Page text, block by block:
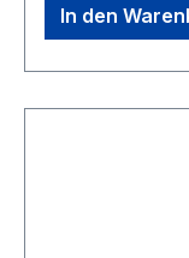
In den